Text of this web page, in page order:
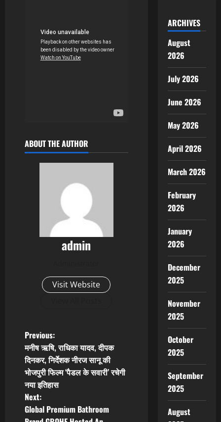
ABOUT THE AUTHOR
admin
Visit Website
P
o
s
t
Previous:
मनीष ऋषि, राधिका यादव, दीपक
दिनकर, निर्देशक नीरज सानू की
भोजपुरी फिल्म ‘पैडल के सवारी’ रचेगी
नया इतिहास
Next:
Global Premium Bathroom
ARCHIVES
August
2026
July 2026
June 2026
May 2026
April 2026
March 2026
February
2026
January
2026
December
2025
November
2025
October
2025
September
2025
August